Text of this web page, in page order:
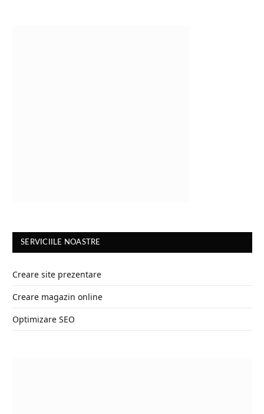
SERVICIILE NOASTRE
Creare site prezentare
Creare magazin online
Optimizare SEO